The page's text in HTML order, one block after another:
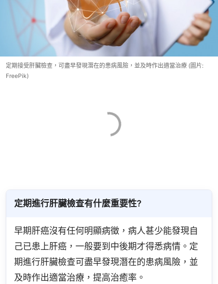
定期接受肝臟檢查，可盡早發現潛在的患病風險，並及時作出適當治療 (圖片:
FreePik)
定期進行肝臟檢查有什麼重要性?
早期肝癌沒有任何明顯病徵，病人甚少能發現自
己已患上肝癌，一般要到中後期才得悉病情。定
期進行肝臟檢查可盡早發現潛在的患病風險，並
及時作出適當治療，提高治癒率。